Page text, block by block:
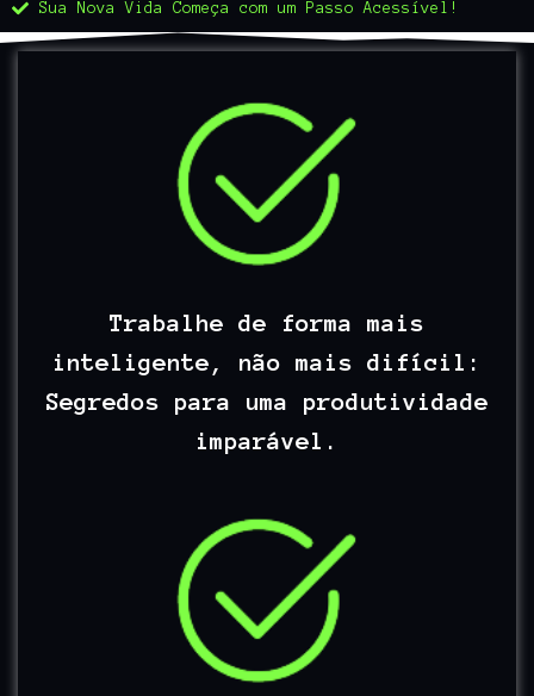
Sua Nova Vida Começa com um Passo Acessível!
Trabalhe de forma mais
inteligente, não mais difícil:
Segredos para uma produtividade
imparável.